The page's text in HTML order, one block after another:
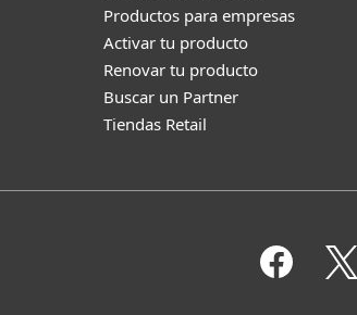
Productos para empresas
Activar tu producto
Renovar tu producto
Buscar un Partner
Tiendas Retail